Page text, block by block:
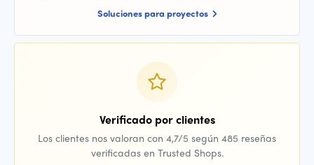
Soluciones para proyectos
Verificado por clientes
Los clientes nos valoran con 4,7/5 según 485 reseñas
verificadas en Trusted Shops.